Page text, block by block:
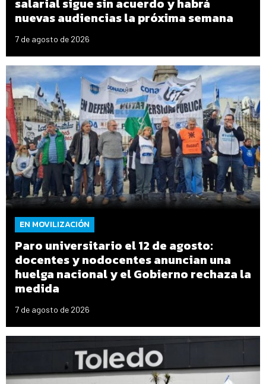
salarial sigue sin acuerdo y habrá
nuevas audiencias la próxima semana
7 de agosto de 2026
EN MOVILIZACIÓN
Paro universitario el 12 de agosto:
docentes y nodocentes anuncian una
huelga nacional y el Gobierno rechaza la
medida
7 de agosto de 2026